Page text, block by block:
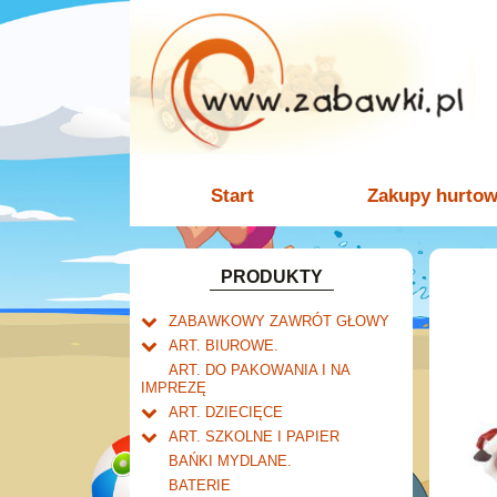
Start Zakupy
PRODUKTY
ZABAWKOWY ZAWRÓT GŁOWY
Welly.
Mały naukowiec.
Zabawki dla chłopców.
cybertransformacja
Akcesoria dla lalek.
ART. BIUROWE.
Kalendarze.
Książkowe
Wieloletnie
Ścienne
Zdzieraki
Dziurkacze i zszywacze.
Klipy i spinacze.
Korektory.
Skoroszyty, teczki i segregatory.
ART. DO PAKOWANIA I NA
IMPREZĘ
ART. DZIECIĘCE
Artykuły drogeryjne.
Produkty dla mamy i
ART. SZKOLNE I PAPIER
Tornistry, plecaki i walizki.
Drobne artykuły szkolne.
BAŃKI MYDLANE.
BATERIE